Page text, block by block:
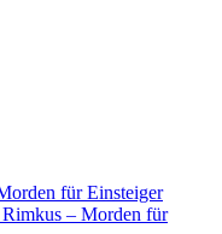
für Einsteiger
– Morden für